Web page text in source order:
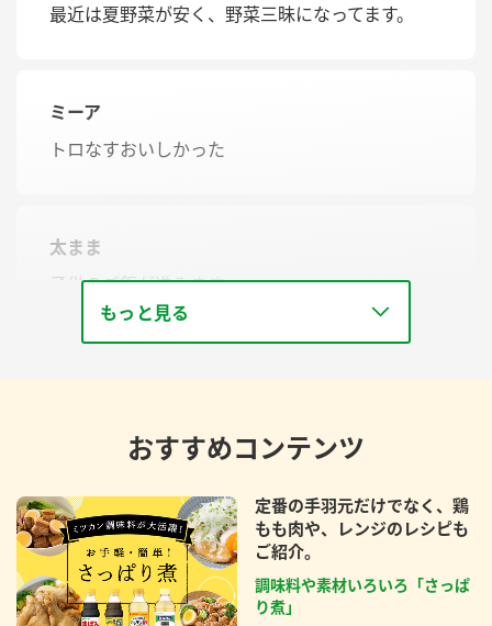
最近は夏野菜が安く、野菜三昧になってます。
ミーア
トロなすおいしかった
太まま
子供のご飯が進みます
もっと見る
おすすめコンテンツ
定番の手羽元だけでなく、鶏
もも肉や、レンジのレシピも
ご紹介。
調味料や素材いろいろ「さっぱ
り煮」